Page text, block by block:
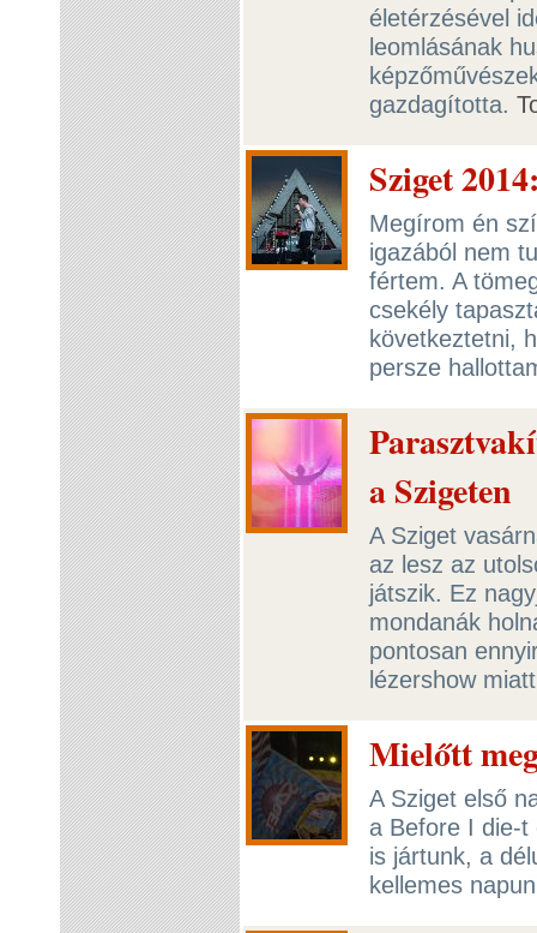
életérzésével
leomlásának
gazdagította.
Sziget
Megírom én
igazából nem
fértem. A
csekély
következtetni,
persze
a Szigeten
A Sziget
az lesz az
játszik. Ez
mondanák
pontosan
lézershow
Mielőtt
A Sziget első
a Before I die-t
is jártunk, a
kellemes